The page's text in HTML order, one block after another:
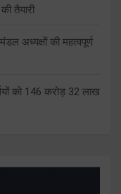
तैयारी
अध्यक्षों की महत्वपूर्ण
को 146 करोड़ 32 लाख